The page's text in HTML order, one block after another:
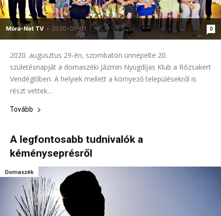
Móra-Net TV - 2020-09-01 0
2020. augusztus 29-én, szombaton ünnepelte 20.
születésnapját a domaszéki Jázmin Nyugdíjas Klub a Rózsakert
Vendéglőben. A helyiek mellett a környező településekről is
részt vettek...
Tovább
A legfontosabb tudnivalók a
kéményseprésről
Domaszék